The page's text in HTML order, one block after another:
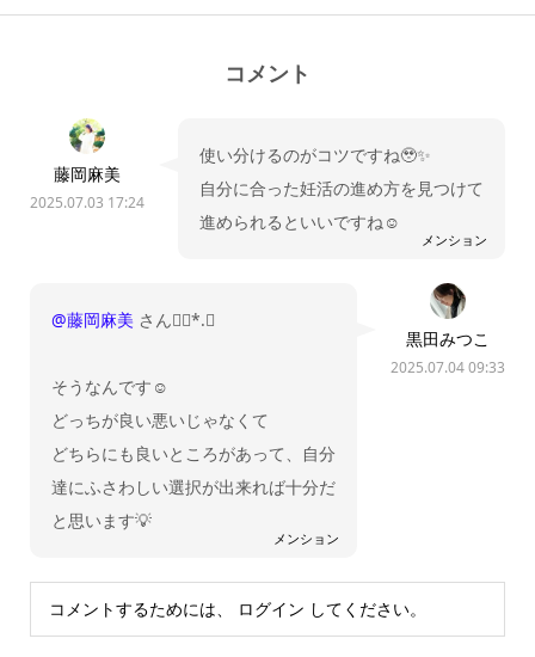
コメント
藤岡麻美
2025.07.03 17:24
メンション
使い分けるのがコツですね🥹✨
自分に合った妊活の進め方を見つけて
進められるといいですね☺️
黒田みつこ
2025.07.04 09:33
メンション
@藤岡麻美 さん❁⃘*.ﾟ
そうなんです☺️
どっちが良い悪いじゃなくて
どちらにも良いところがあって、自分
達にふさわしい選択が出来れば十分だ
と思います💡
コメントするためには、 ログイン してください。